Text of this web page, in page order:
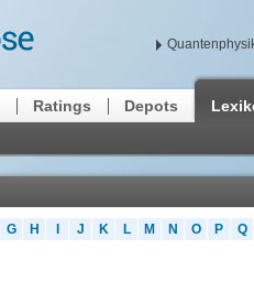
Ratings Depots
G H J K L M N O P Q